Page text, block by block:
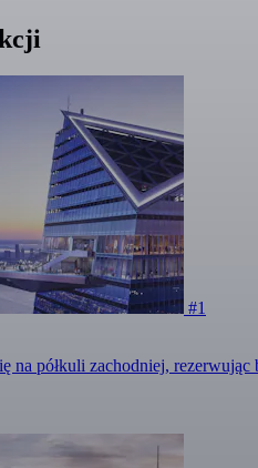
#1
na półkuli zachodniej,